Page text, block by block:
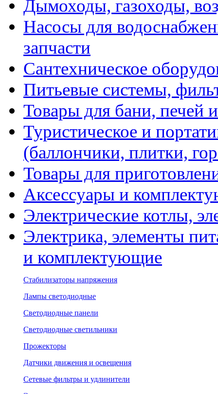
Дымоходы, газоходы,
Насосы для
запчасти
Сантехническое
Питьевые системы,
Товары для бани, печей
Туристическое и
(баллончики, плитки,
Товары для
Аксессуары и
Электрические котлы,
Электрика, элементы
и комплектующие
Стабилизаторы напряжения
Лампы светодиодные
Светодиодные панели
Светодиодные светильники
Прожекторы
Датчики движения и освещения
Сетевые фильтры и удлинители